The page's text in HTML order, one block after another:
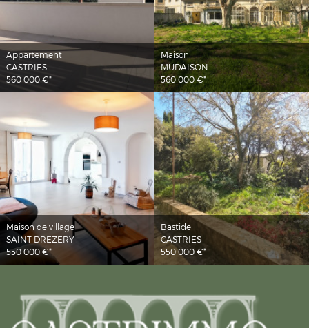
Appartement
CASTRIES
560 000 €*
Maison
MUDAISON
560 000 €*
Maison de village
SAINT DREZERY
550 000 €*
Bastide
CASTRIES
550 000 €*